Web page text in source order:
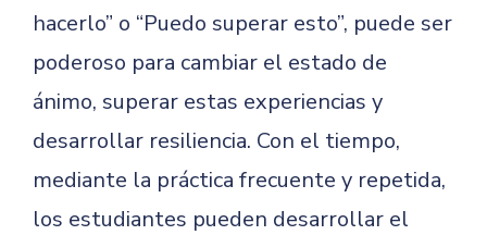
hacerlo” o “Puedo superar esto”, puede ser
poderoso para cambiar el estado de
ánimo, superar estas experiencias y
desarrollar resiliencia. Con el tiempo,
mediante la práctica frecuente y repetida,
los estudiantes pueden desarrollar el